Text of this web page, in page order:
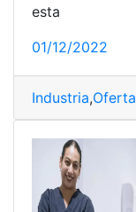
esta
01/12/2022
Industria,Oferta